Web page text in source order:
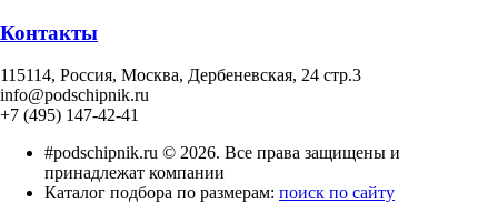
Контакты
115114, Россия, Москва, Дербеневская, 24 стр.3
info@podschipnik.ru
+7 (495) 147-42-41
#podschipnik.ru © 2026. Все права защищены и
принадлежат компании
Каталог подбора по размерам: поиск по сайту